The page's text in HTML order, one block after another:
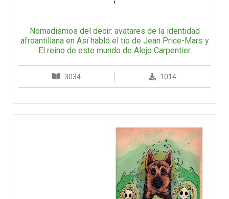
Nomadismos del decir: avatares de la identidad
afroantillana en Así habló el tío de Jean Price-Mars y
El reino de este mundo de Alejo Carpentier
3034 1014